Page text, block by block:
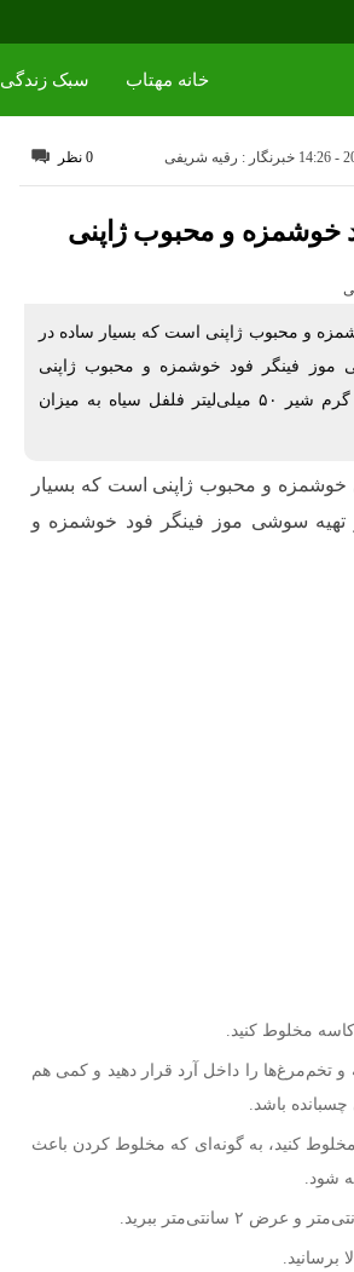
خانه مهتاب سبک زندگی
خبرنگار : رقیه شریفی 0 نظر
خوشمزه و محبوب ژاپنی
و محبوب ژاپنی است که بسیار ساده در
موز فینگر فود خوشمزه و محبوب ژاپنی
می‌پردازیم: مواد لازم: تخم‌مرغ ۲ عدد آرد ۵۰ گرم شیر ۵۰ میلی‌لیتر فلفل سیاه به میزان
و محبوب ژاپنی است که بسیار
تهیه سوشی موز فینگر فود خوشمزه و
کاسه مخلوط کنید.
را داخل آرد قرار دهید و کمی هم
چسبانده باشد.
کنید، به گونه‌ای که مخلوط کردن باعث
شود.
برسانید.